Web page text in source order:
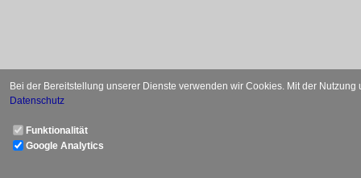
Bei der Bereitstellung unserer Dienste verwenden wir Cookies. Mit der
Datenschutz
Funktionalität
Google Analytics